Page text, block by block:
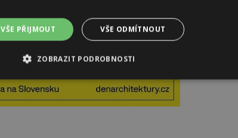
VŠE PŘIJMOUT VŠE ODMÍTNOUT
ZOBRAZIT PODROBNOSTI